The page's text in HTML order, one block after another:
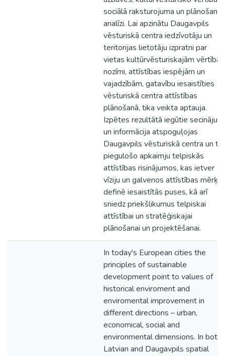
sociālā raksturojuma un plānošanas
analīzi. Lai apzinātu Daugavpils
vēsturiskā centra iedzīvotāju un
teritorijas lietotāju izpratni par
vietas kultūrvēsturiskajām
nozīmi, attīstības iespējām un
vajadzībām, gatavību iesaistīties
vēsturiskā centra attīstības
plānošanā, tika veikta aptauja.
Izpētes rezultātā iegūtie secinājumi
un informācija atspoguļojas
Daugavpils vēsturiskā centra un
piegulošo apkaimju telpiskās
attīstības risinājumos, kas ietver
vīziju un galvenos attīstības
definē iesaistītās puses, kā arī
sniedz priekšlikumus telpiskai
attīstībai un stratēģiskajai
plānošanai un projektēšanai.
In today's European cities the
principles of sustainable
development point to values of
historical enviroment and
enviromental improvement in
different directions – urban,
economical, social and
environmental dimensions. In both,
Latvian and Daugavpils spatial